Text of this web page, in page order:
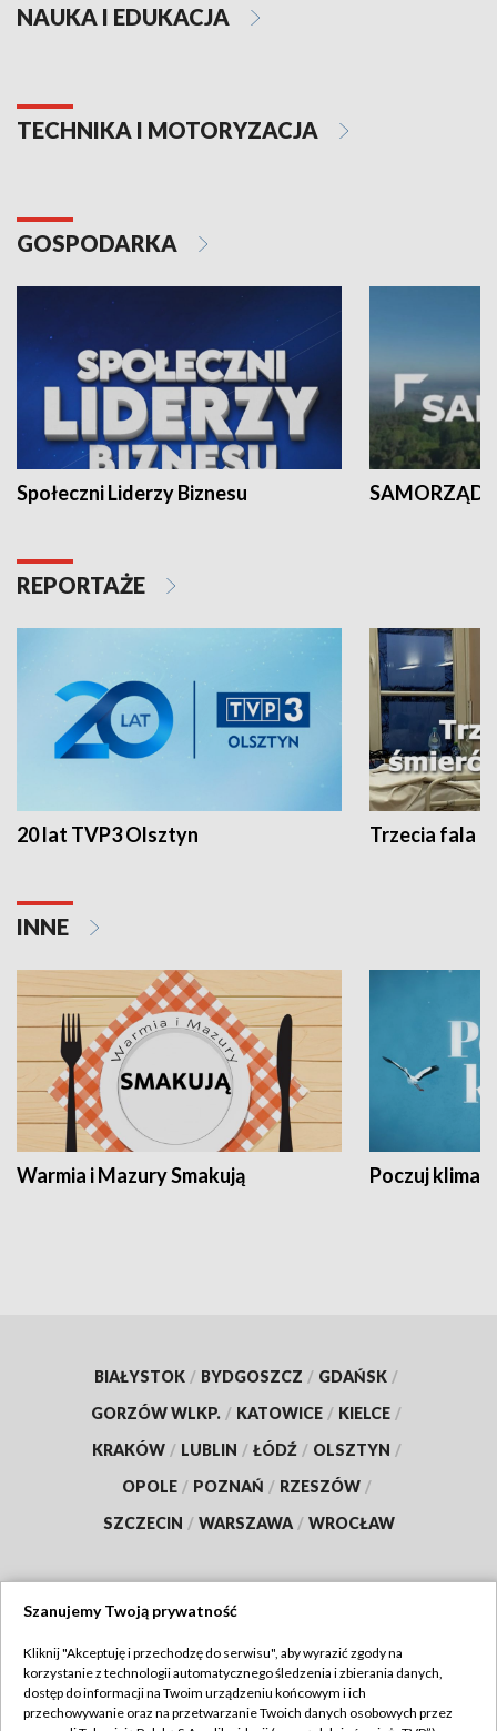
NAUKA I EDUKACJA
TECHNIKA I MOTORYZACJA
GOSPODARKA
Społeczni Liderzy Biznesu SAMORZĄD
REPORTAŻE
20 lat TVP3 Olsztyn Trzecia fala -
INNE
Warmia i Mazury Smakują Poczuj klimat
BIAŁYSTOK / BYDGOSZCZ / GDAŃSK /
GORZÓW WLKP. / KATOWICE / KIELCE /
KRAKÓW / LUBLIN / ŁÓDŹ / OLSZTYN /
OPOLE / POZNAŃ / RZESZÓW /
SZCZECIN / WARSZAWA / WROCŁAW
TVP
Abonament TVP
Regulamin TVP
Szanujemy Twoją prywatność
Kliknij "Akceptuję i przechodzę do serwisu", aby wyrazić zgody na
korzystanie z technologii automatycznego śledzenia i zbierania danych,
dostęp do informacji na Twoim urządzeniu końcowym i ich
przechowywanie oraz na przetwarzanie Twoich danych osobowych przez